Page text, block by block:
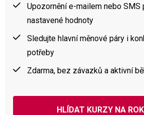
Upozornění e-mailem nebo SMS
nastavené hodnoty
Sledujte hlavní měnové páry i
potřeby
Zdarma, bez závazků a aktivní
HLÍDAT KURZY NA